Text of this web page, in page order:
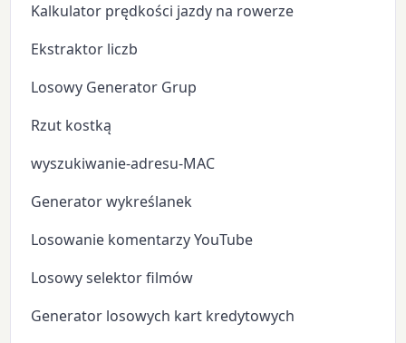
Kalkulator prędkości jazdy na rowerze
Ekstraktor liczb
Losowy Generator Grup
Rzut kostką
wyszukiwanie-adresu-MAC
Generator wykreślanek
Losowanie komentarzy YouTube
Losowy selektor filmów
Generator losowych kart kredytowych